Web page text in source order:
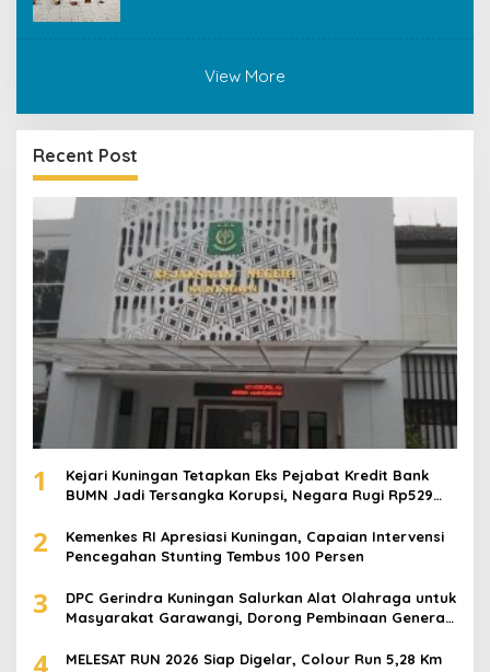
View More
Recent Post
1
Kejari Kuningan Tetapkan Eks Pejabat Kredit Bank
BUMN Jadi Tersangka Korupsi, Negara Rugi Rp529
2
Kemenkes RI Apresiasi Kuningan, Capaian Intervensi
Pencegahan Stunting Tembus 100 Persen
3
DPC Gerindra Kuningan Salurkan Alat Olahraga untuk
Masyarakat Garawangi, Dorong Pembinaan Generasi
4
MELESAT RUN 2026 Siap Digelar, Colour Run 5,28 Km